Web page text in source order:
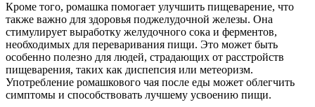
Кроме того, ромашка помогает улучшить пищеварение, что
также важно для здоровья поджелудочной железы. Она
стимулирует выработку желудочного сока и ферментов,
необходимых для переваривания пищи. Это может быть
особенно полезно для людей, страдающих от расстройств
пищеварения, таких как диспепсия или метеоризм.
Употребление ромашкового чая после еды может облегчить
симптомы и способствовать лучшему усвоению пищи.